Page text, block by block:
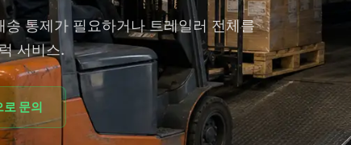
통제가 필요하거나 트레일러 전체를
서비스.
문의